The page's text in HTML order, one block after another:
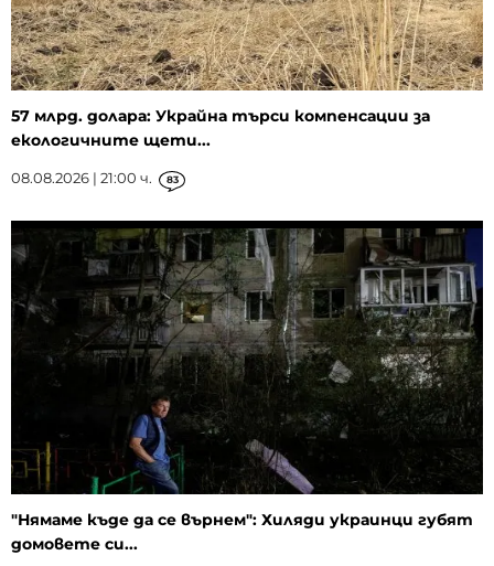
57 млрд. долара: Украйна търси компенсации за
екологичните щети...
08.08.2026 | 21:00 ч. 83
"Нямаме къде да се върнем": Хиляди украинци губят
домовете си...